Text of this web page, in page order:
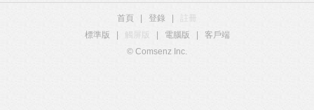
首頁 登錄
標準版
觸屏版 電腦版
客戶端
© Comsenz Inc.